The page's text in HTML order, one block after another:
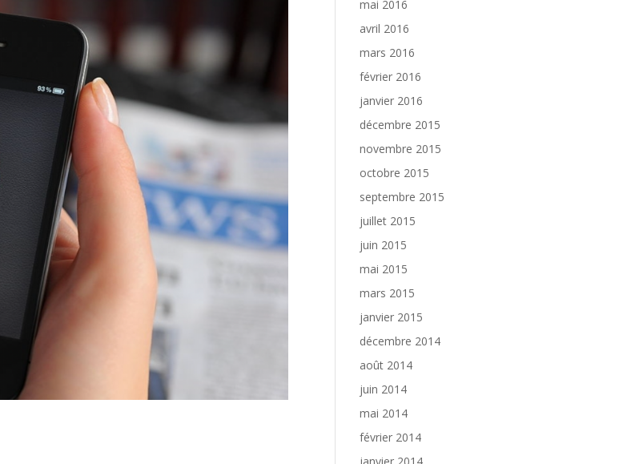
avril 2016
mars 2016
février 2016
janvier 2016
décembre 2015
novembre 2015
octobre 2015
septembre 2015
juillet 2015
juin 2015
mai 2015
mars 2015
janvier 2015
décembre 2014
août 2014
juin 2014
mai 2014
février 2014
janvier 2014